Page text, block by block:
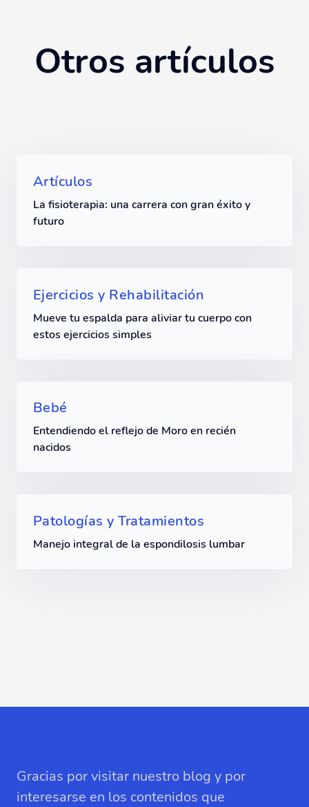
Otros artículos
Artículos
La fisioterapia: una carrera con gran éxito y
futuro
Ejercicios y Rehabilitación
Mueve tu espalda para aliviar tu cuerpo con
estos ejercicios simples
Bebé
Entendiendo el reflejo de Moro en recién
nacidos
Patologías y Tratamientos
Manejo integral de la espondilosis lumbar
Gracias por visitar nuestro blog y por
interesarse en los contenidos que